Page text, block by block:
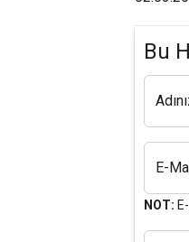
Bu
E-
NOT: